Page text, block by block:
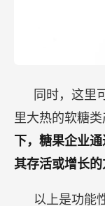
同时，这里
里大热的软糖类
下，糖果企业
其存活或增长的
以上是功能